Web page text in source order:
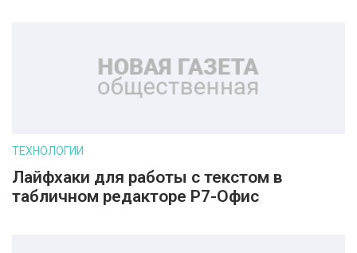
ТЕХНОЛОГИИ
Лайфхаки для работы с текстом в
табличном редакторе Р7-Офис